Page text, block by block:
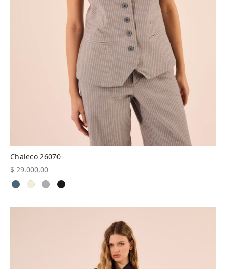
Chaleco 26070
$ 29.000,00